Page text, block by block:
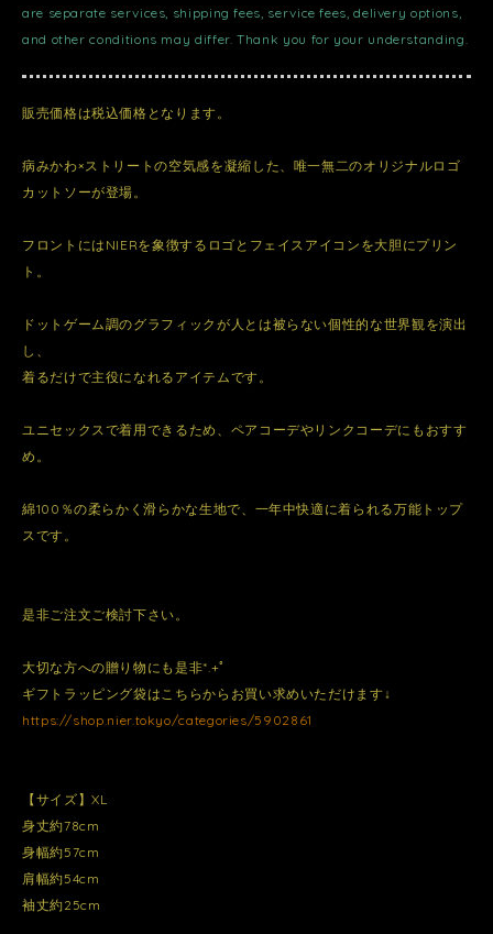
are separate services, shipping fees, service fees, delivery options,
and other conditions may differ. Thank you for your understanding.
販売価格は税込価格となります。
病みかわ×ストリートの空気感を凝縮した、唯一無二のオリジナルロゴ
カットソーが登場。
フロントにはNIERを象徴するロゴとフェイスアイコンを大胆にプリン
ト。
ドットゲーム調のグラフィックが人とは被らない個性的な世界観を演出
し、
着るだけで主役になれるアイテムです。
ユニセックスで着用できるため、ペアコーデやリンクコーデにもおすす
め。
綿100％の柔らかく滑らかな生地で、一年中快適に着られる万能トップ
スです。
是非ご注文ご検討下さい。
大切な方への贈り物にも是非*.+ﾟ
ギフトラッピング袋はこちらからお買い求めいただけます↓
https://shop.nier.tokyo/categories/5902861
【サイズ】XL
身丈約78cm
身幅約57cm
肩幅約54cm
袖丈約25cm